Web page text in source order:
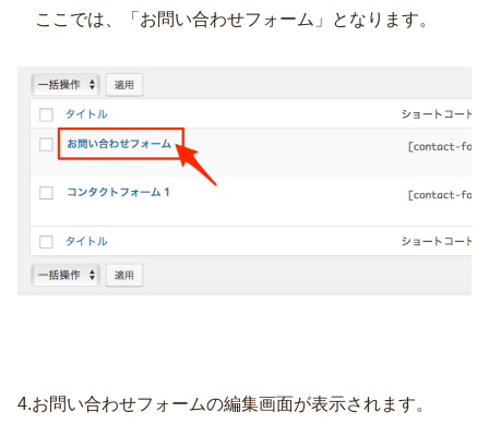
ここでは、「お問い合わせフォーム」となります。
4.お問い合わせフォームの編集画面が表示されます。